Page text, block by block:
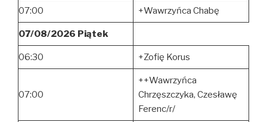
07:00 +Wawrzyńca Chabę
07/08/2026 Piątek
06:30 +Zofię Korus
07:00
++Wawrzyńca
Chrzęszczyka, Czesławę
Ferenc/r/